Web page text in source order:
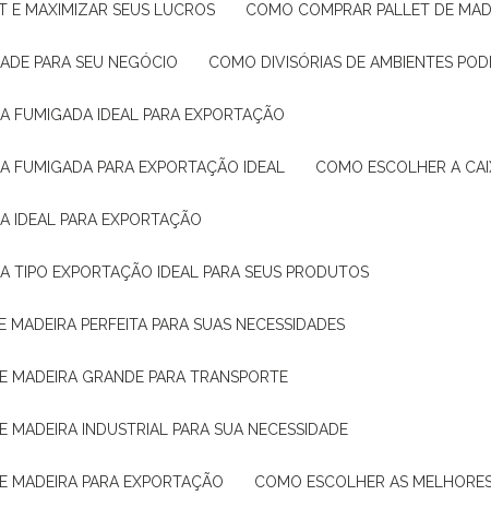
E MAXIMIZAR SEUS LUCROS COMO COMPRAR PALLET DE
PARA SEU NEGÓCIO COMO DIVISÓRIAS DE AMBIENTES
FUMIGADA IDEAL PARA EXPORTAÇÃO
FUMIGADA PARA EXPORTAÇÃO IDEAL COMO ESCOLHER A
IDEAL PARA EXPORTAÇÃO
TIPO EXPORTAÇÃO IDEAL PARA SEUS PRODUTOS
MADEIRA PERFEITA PARA SUAS NECESSIDADES
MADEIRA GRANDE PARA TRANSPORTE
MADEIRA INDUSTRIAL PARA SUA NECESSIDADE
MADEIRA PARA EXPORTAÇÃO COMO ESCOLHER AS